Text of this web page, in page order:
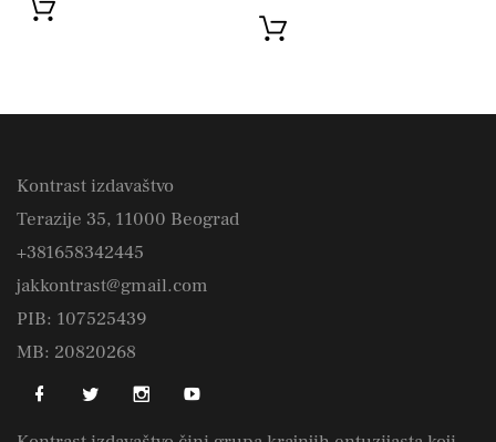
Kontrast izdavaštvo
Terazije 35, 11000 Beograd
+381658342445
jakkontrast@gmail.com
PIB: 107525439
MB: 20820268